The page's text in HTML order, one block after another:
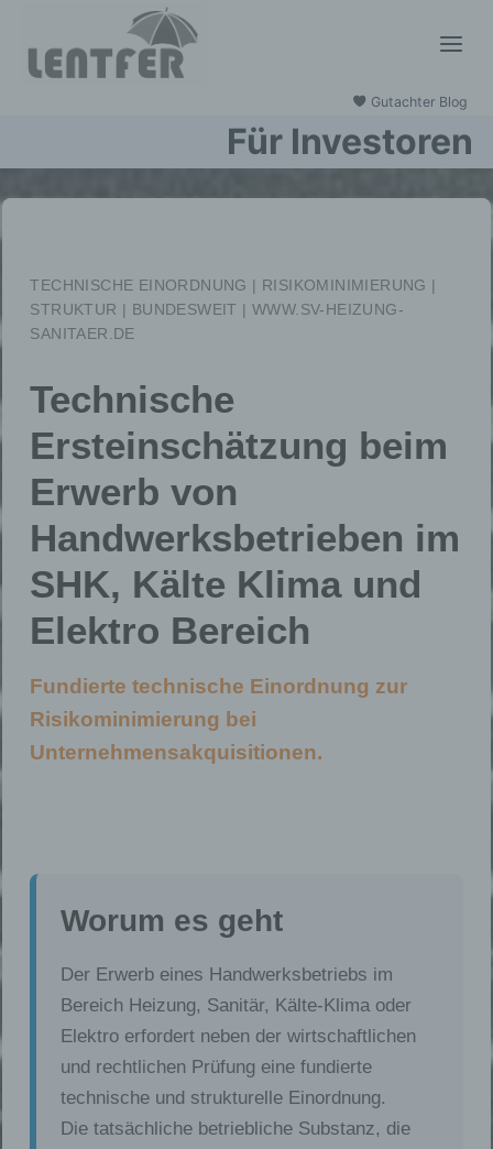
Inhalt
springen
Gutachter Blog
Für Investoren
TECHNISCHE EINORDNUNG | RISIKOMINIMIERUNG |
STRUKTUR | BUNDESWEIT | WWW.SV-HEIZUNG-
SANITAER.DE
Technische
Ersteinschätzung beim
Erwerb von
Handwerksbetrieben im
SHK, Kälte Klima und
Elektro Bereich
Fundierte technische Einordnung zur
Risikominimierung bei
Unternehmensakquisitionen.
Worum es geht
Der Erwerb eines Handwerksbetriebs im
Bereich Heizung, Sanitär, Kälte-Klima oder
Elektro erfordert neben der wirtschaftlichen
und rechtlichen Prüfung eine fundierte
technische und strukturelle Einordnung.
Die tatsächliche betriebliche Substanz, die